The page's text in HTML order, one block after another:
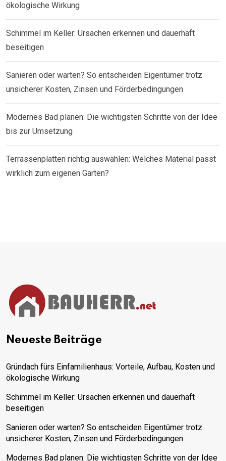
ökologische Wirkung
Schimmel im Keller: Ursachen erkennen und dauerhaft
beseitigen
Sanieren oder warten? So entscheiden Eigentümer trotz
unsicherer Kosten, Zinsen und Förderbedingungen
Modernes Bad planen: Die wichtigsten Schritte von der Idee
bis zur Umsetzung
Terrassenplatten richtig auswählen: Welches Material passt
wirklich zum eigenen Garten?
Neueste Beiträge
Gründach fürs Einfamilienhaus: Vorteile, Aufbau, Kosten und
ökologische Wirkung
Schimmel im Keller: Ursachen erkennen und dauerhaft
beseitigen
Sanieren oder warten? So entscheiden Eigentümer trotz
unsicherer Kosten, Zinsen und Förderbedingungen
Modernes Bad planen: Die wichtigsten Schritte von der Idee